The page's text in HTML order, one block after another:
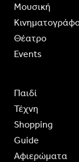
Moυσική
Θέατρο
Events
Παιδί
Τέχνη
Shopping
Guide
Aφιερώματα